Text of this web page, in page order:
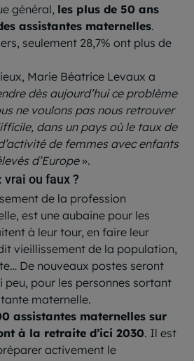
général, les plus de 50 ans
assistantes maternelles.
seulement 28,7% ont plus de
Marie Béatrice Levaux a
dès aujourd’hui ce problème
ne voulons pas nous retrouver
dans un pays où le taux de
de femmes avec enfants
d’Europe».
vrai ou faux ?
de la profession
est une aubaine pour les
à leur tour, en faire leur
vieillissement de la population,
De nouveaux postes seront
peu, pour les personnes sortant
maternelle.
assistantes maternelles sur
à la retraite d’ici 2030. Il est
activement le